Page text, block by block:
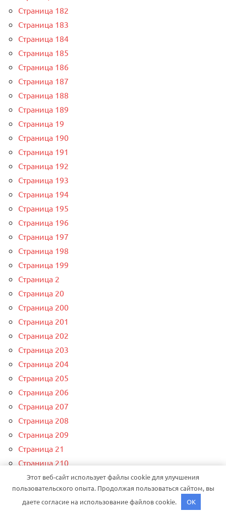
Страница 182
Страница 183
Страница 184
Страница 185
Страница 186
Страница 187
Страница 188
Страница 189
Страница 19
Страница 190
Страница 191
Страница 192
Страница 193
Страница 194
Страница 195
Страница 196
Страница 197
Страница 198
Страница 199
Страница 2
Страница 20
Страница 200
Страница 201
Страница 202
Страница 203
Страница 204
Страница 205
Страница 206
Страница 207
Страница 208
Страница 209
Страница 21
Страница 210
Страница 211
Страница 212
Страница 213
Этот веб-сайт использует файлы cookie для улучшения
пользовательского опыта. Продолжая пользоваться сайтом, вы
даете согласие на использование файлов cookie.
OK